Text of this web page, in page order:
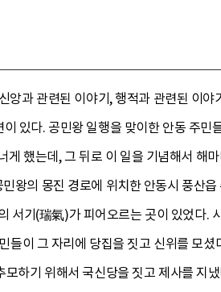
과 관련된 이야기, 행적과 관련된 이
있다. 공민왕 일행을 맞이한 안동 주민
게 했는데, 그 뒤로 이 일을 기념해서 해
왕의 몽진 경로에 위치한 안동시 풍산
서기(瑞氣)가 피어오르는 곳이 있었다.
들이 그 자리에 당집을 짓고 신위를 모
하기 위해서 국신당을 짓고 제사를 지